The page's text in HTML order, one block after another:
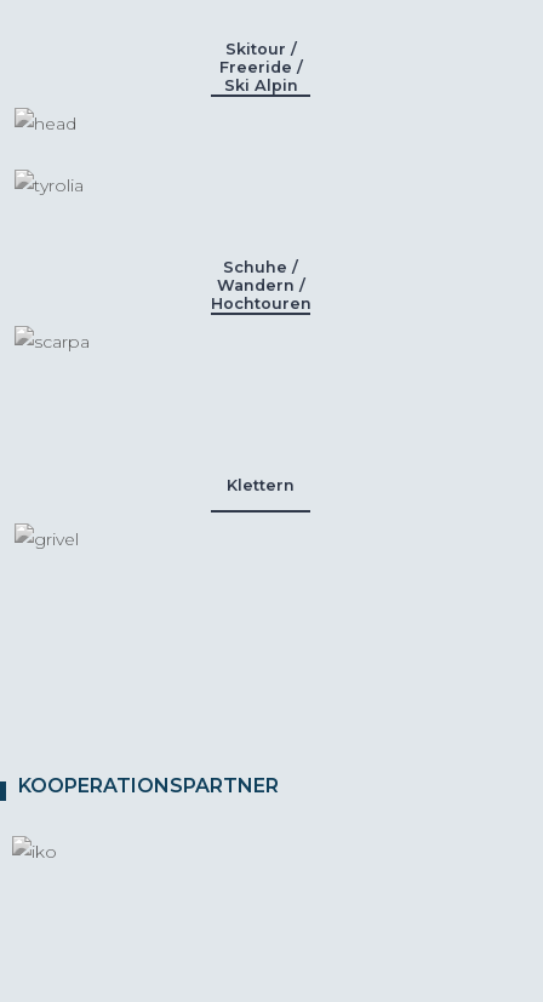
Skitour /
Freeride /
Ski Alpin
Schuhe /
Wandern /
Hochtouren
Klettern
KOOPERATIONSPARTNER